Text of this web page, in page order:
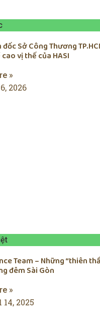
Sở Công Thương
vị thế của HASI
»
2026
Team – Những “thiên
đêm Sài Gòn
»
14, 2025